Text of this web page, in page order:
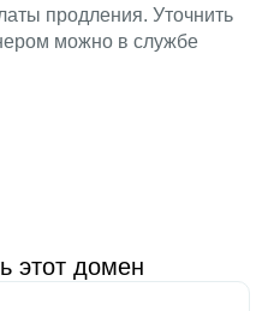
продления. Уточнить
можно в службе
этот домен